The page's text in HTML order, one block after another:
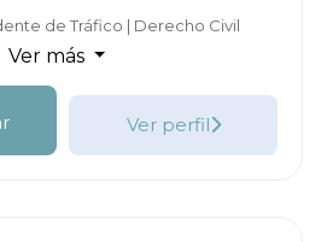
de Tráfico | Derecho Civil
Ver más
Ver perfil